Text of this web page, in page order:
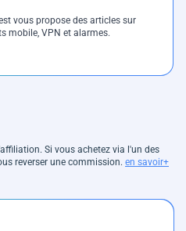
vous propose des articles sur
mobile, VPN et alarmes.
Si vous achetez via l'un des
reverser une commission. en savoir+